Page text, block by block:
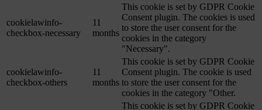
cookielawinfo-
checkbox-necessary
11
months
This cookie is set by GDPR Cookie
Consent plugin. The cookies is used
to store the user consent for the
cookies in the category
"Necessary".
cookielawinfo-
checkbox-others
11
months
This cookie is set by GDPR Cookie
Consent plugin. The cookie is used
to store the user consent for the
cookies in the category "Other.
This cookie is set by GDPR Cookie